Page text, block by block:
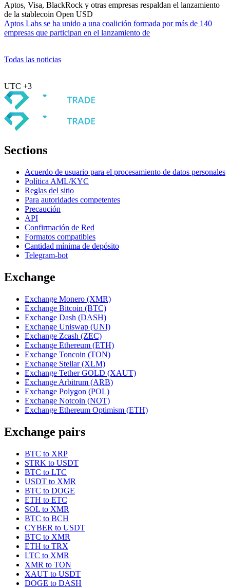
Aptos, Visa, BlackRock y otras empresas respaldan el lanzamiento
de la stablecoin Open USD
Aptos Labs se ha unido a una coalición formada por más de 140
empresas que participan en el lanzamiento de
Todas las noticias
UTC +3
Sections
Acuerdo de usuario para el procesamiento de datos personales
Política AML/KYC
Reglas del sitio
Para autoridades competentes
Precaución
API
Confirmación de Red
Formatos compatibles
Cantidad mínima de depósito
Telegram-bot
Exchange
Exchange Monero (XMR)
Exchange Bitcoin (BTC)
Exchange Dash (DASH)
Exchange Uniswap (UNI)
Exchange Zcash (ZEC)
Exchange Ethereum (ETH)
Exchange Toncoin (TON)
Exchange Stellar (XLM)
Exchange Tether GOLD (XAUT)
Exchange Arbitrum (ARB)
Exchange Polygon (POL)
Exchange Notcoin (NOT)
Exchange Ethereum Optimism (ETH)
Exchange pairs
BTC to XRP
STRK to USDT
BTC to LTC
USDT to XMR
BTC to DOGE
ETH to ETC
SOL to XMR
BTC to BCH
CYBER to USDT
BTC to XMR
ETH to TRX
LTC to XMR
XMR to TON
XAUT to USDT
DOGE to DASH